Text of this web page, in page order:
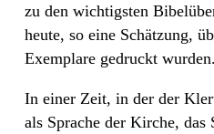
zu den wichtigsten
heute, so eine Schätzung,
Exemplare gedruckt wurden.
In einer Zeit, in der der
als Sprache der Kirche, das